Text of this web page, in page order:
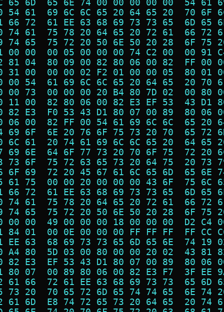
65 6D  65 6E 74 00 00 00 00 00  54
54 61  69 6C 6C 65 20 64 65 20  70
66 72  61 EE 63 68 69 73 73 65  6D
74 61  75 78 20 64 65 20 72 61  66
74 65  75 72 20 50 6E 50 20 28  6F
00 00  00 05 00 00 00 74 C2 00  00
81 04  80 09 00 82 80 06 00 82  FF
31 00  00 00 02 F2 01 00 00 05  80
00 54  61 69 6C 6C 65 20 64 65  20
00 73  00 00 00 20 B4 80 7D 02  00
11 00  82 80 06 00 82 E3 EF 53  43
82 E3  F0 53 43 D1 80 07 00 89  80
06 00  82 FF 00 54 61 69 6C 6C  65
69 6F  6E 20 76 6F 75 73 20 70  65
6C 61  20 74 61 69 6C 6C 65 20  64
69 6E  64 6F 77 73 20 70 6F 75  72
73 6F  75 72 63 65 73 20 64 75  20
6F 69  72 20 45 67 61 6C 65 6D  65
61 75  00 00 20 00 00 00 43 6F  75
66 72  61 EE 63 68 69 73 73 65  6D
74 61  75 78 20 64 65 20 72 61  66
74 65  75 72 20 50 6E 50 20 28  6F
00 00  49 00 00 00 18 00 00 00  D2
84 01  00 0E 00 00 00 FF FF FF  FF
EE 63  68 69 73 73 65 6D 65 6E  74
A4 80  5D 03 00 80 00 00 20 02  43
82 E3  EF 53 43 D1 80 07 00 89  80
80 07  00 89 80 06 00 82 E3 F7  3F
61 66  72 61 EE 63 68 69 73 73  65
73 20  70 65 72 6D 65 74 74 65  6E
61 6D  E8 74 72 65 73 20 64 65  20